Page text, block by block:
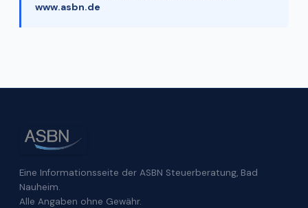
www.asbn.de
Eine Informationsseite der ASBN Steuerberatung, Bad
Nauheim.
Alle Angaben ohne Gewähr.